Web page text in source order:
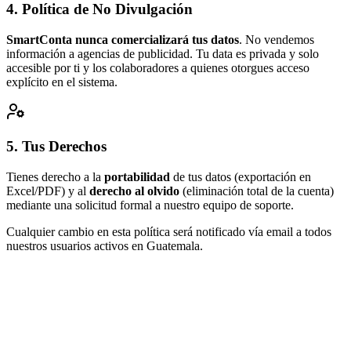
4. Política de No Divulgación
SmartConta nunca comercializará tus datos. No vendemos
información a agencias de publicidad. Tu data es privada y solo
accesible por ti y los colaboradores a quienes otorgues acceso
explícito en el sistema.
5. Tus Derechos
Tienes derecho a la portabilidad de tus datos (exportación en
Excel/PDF) y al derecho al olvido (eliminación total de la cuenta)
mediante una solicitud formal a nuestro equipo de soporte.
Cualquier cambio en esta política será notificado vía email a todos
nuestros usuarios activos en Guatemala.